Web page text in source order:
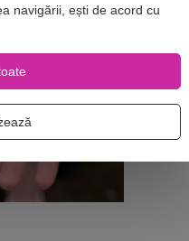
navigării, ești de acord cu